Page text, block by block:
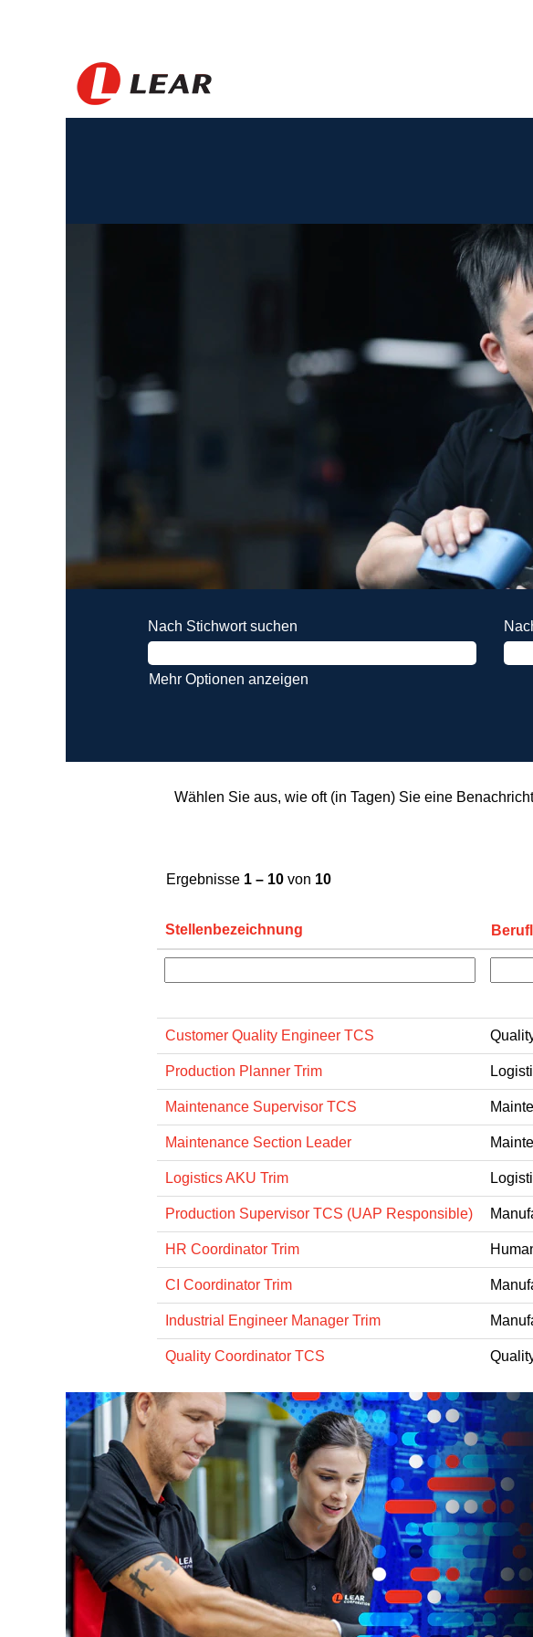
Nach Stichwort suchen
Mehr Optionen anzeigen
Wählen Sie aus, wie oft (in Tagen) Sie eine
Ergebnisse 1 – 10 von 10
Stellenbezeichnung
Customer Quality Engineer TCS
Production Planner Trim
Maintenance Supervisor TCS
Maintenance Section Leader
Logistics AKU Trim
Production Supervisor TCS (UAP Responsible)
HR Coordinator Trim
CI Coordinator Trim
Industrial Engineer Manager Trim
Quality Coordinator TCS